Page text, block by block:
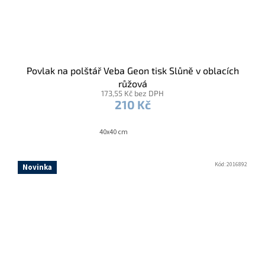
Povlak na polštář Veba Geon tisk Slůně v oblacích
růžová
173,55 Kč bez DPH
210 Kč
40x40 cm
Novinka Kód:2016892